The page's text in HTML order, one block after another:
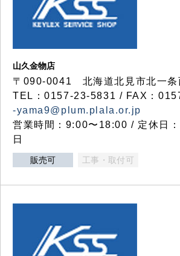
山久金物店
〒090-0041 北海道北見市北一条
TEL：0157-23-5831 / FAX：
-yama9@plum.plala.or.jp
営業時間：9:00〜18:00 / 定休日
日
販売可 工事・取付可